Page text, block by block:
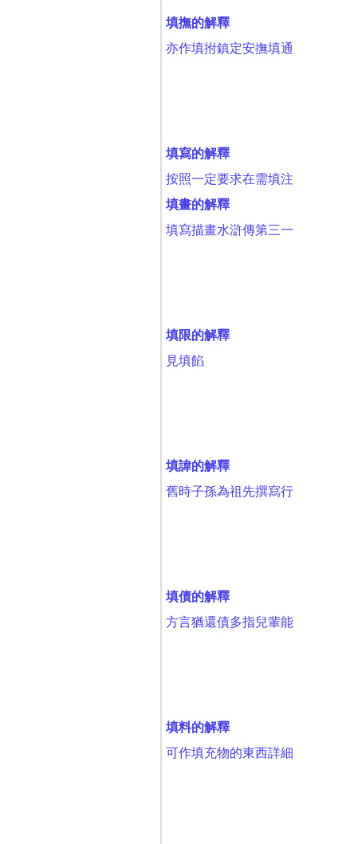
填撫的解釋
亦作填拊鎮定安撫填通
填寫的解釋
按照一定要求在需填注
填畫的解釋
填寫描畫水滸傳第三一
填限的解釋
見填餡
填諱的解釋
舊時子孫為祖先撰寫行
填債的解釋
方言猶還債多指兒輩能
填料的解釋
可作填充物的東西詳細